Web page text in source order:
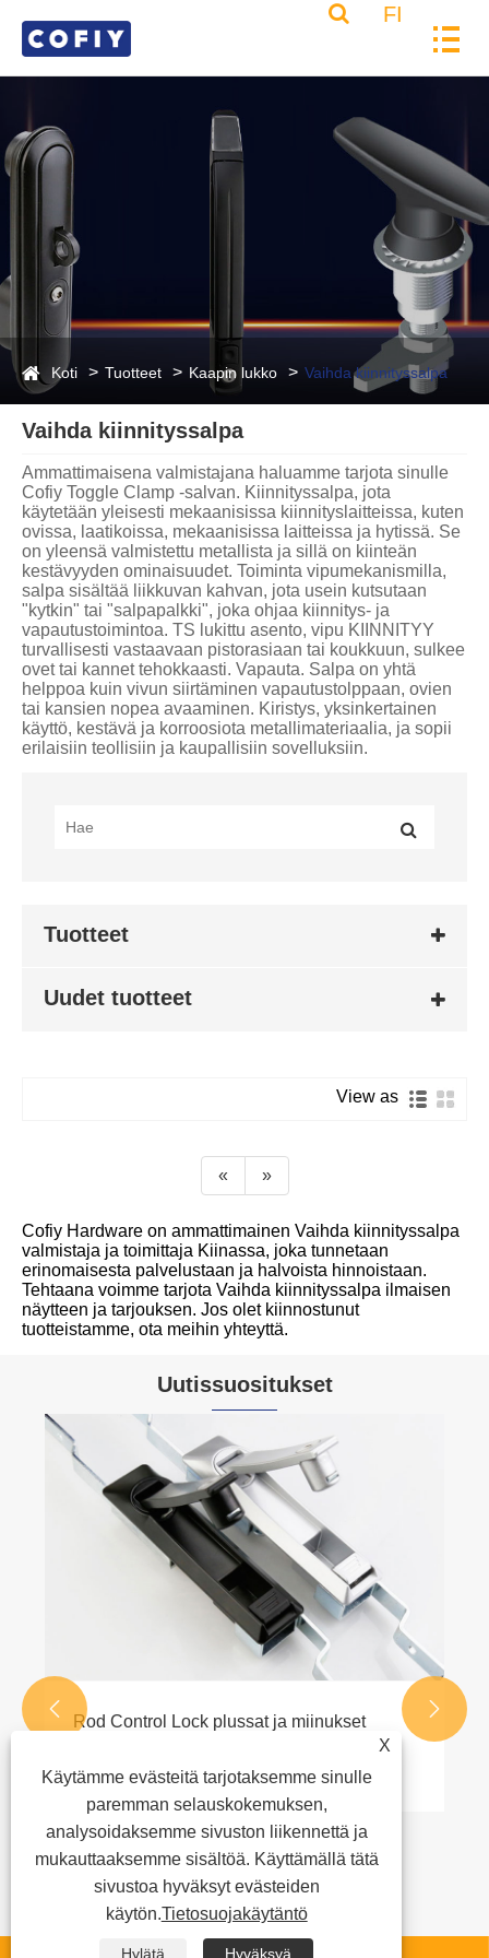
FI
Koti Tuotteet Kaapin lukko Vaihda kiinnityssalpa
Vaihda kiinnityssalpa
Ammattimaisena valmistajana haluamme tarjota sinulle
Cofiy Toggle Clamp -salvan. Kiinnityssalpa, jota
käytetään yleisesti mekaanisissa kiinnityslaitteissa, kuten
ovissa, laatikoissa, mekaanisissa laitteissa ja hytissä. Se
on yleensä valmistettu metallista ja sillä on kiinteän
kestävyyden ominaisuudet. Toiminta vipumekanismilla,
salpa sisältää liikkuvan kahvan, jota usein kutsutaan
"kytkin" tai "salpapalkki", joka ohjaa kiinnitys- ja
vapautustoimintoa. TS lukittu asento, vipu KIINNITYY
turvallisesti vastaavaan pistorasiaan tai koukkuun, sulkee
ovet tai kannet tehokkaasti. Vapauta. Salpa on yhtä
helppoa kuin vivun siirtäminen vapautustolppaan, ovien
tai kansien nopea avaaminen. Kiristys, yksinkertainen
käyttö, kestävä ja korroosiota metallimateriaalia, ja sopii
erilaisiin teollisiin ja kaupallisiin sovelluksiin.
Tuotteet
Uudet tuotteet
View as
« »
Cofiy Hardware on ammattimainen Vaihda kiinnityssalpa
valmistaja ja toimittaja Kiinassa, joka tunnetaan
erinomaisesta palvelustaan ​​ja halvoista hinnoistaan.
Tehtaana voimme tarjota Vaihda kiinnityssalpa ilmaisen
näytteen ja tarjouksen. Jos olet kiinnostunut
tuotteistamme, ota meihin yhteyttä.
Uutissuositukset
Rod Control Lock plussat ja miinukset
Katso lisää >>
 
X
Käytämme evästeitä tarjotaksemme sinulle
paremman selauskokemuksen,
analysoidaksemme sivuston liikennettä ja
mukauttaaksemme sisältöä. Käyttämällä tätä
sivustoa hyväksyt evästeiden
käytön.Tietosuojakäytäntö
Hylätä Hyväksyä